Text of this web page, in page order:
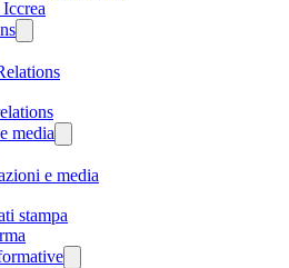
media
e media
stampa